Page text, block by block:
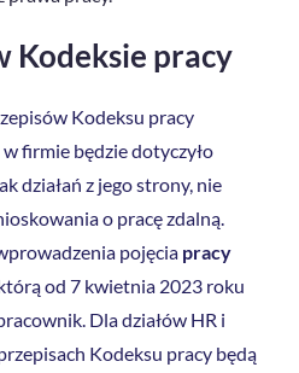
Kodeksie pracy
Kodeksu pracy
firmie będzie dotyczyło
działań z jego strony, nie
o pracę zdalną.
pojęcia pracy
od 7 kwietnia 2023 roku
Dla działów HR i
Kodeksu pracy będą